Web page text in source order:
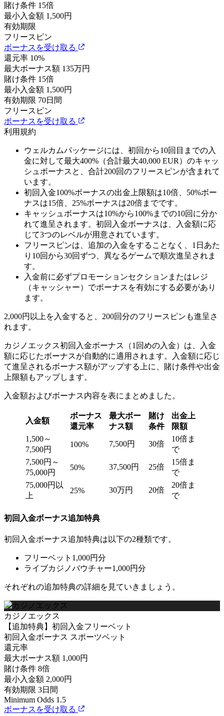
賭け条件 15倍
最小入金額 1,500円
有効期限
フリースピン
ボーナスを受け取る
還元率 10%
最大ボーナス額 135万円
賭け条件 15倍
最小入金額 1,500円
有効期限 70日間
フリースピン
ボーナスを受け取る
利用規約
ウェルカムパッケージには、初回から10回目までの入
金に対して最大400%（合計最大40,000 EUR）のキャッ
シュボーナスと、合計200回のフリースピンが含まれて
います。
初回入金100%ボーナスの出金上限額は10倍、50%ボー
ナスは15倍、25%ボーナスは20倍までです。
キャッシュボーナスは10%から100%までの10回に分か
れて進呈されます。初回入金ボーナスは、入金額に応
じて3つのレベルが用意されています。
フリースピンは、追加の入金をすることなく、1日あた
り10回から30回ずつ、異なるゲームで順次進呈されま
す。
入金前に必ずプロモーションセクションまたはレジ
（キャッシャー）でボーナスを有効にする必要があり
ます。
2,000円以上を入金すると、200回分のフリースピンも進呈さ
れます。
カジノエックス初回入金ボーナス（1回めの入金）は、入金
額に応じたボーナスが自動的に適用されます。入金額に応じ
て進呈されるボーナス額がアップする上に、賭け条件や出金
上限額もアップします。
入金額およびボーナス内容を表にまとめました。
入金額
ボーナス
還元率
最大ボー
ナス額
賭け
条件
出金上
限額
1,500～
7,500円
100% 7,500円 30倍
10倍ま
で
7,500円～
75,000円
50% 37,500円 25倍
15倍ま
で
75,000円以
上
25% 30万円 20倍
20倍ま
で
初回入金ボーナス追加特典
初回入金ボーナス追加特典は以下の2種類です。
フリーベット1,000円分
ライブカジノバウチャー1,000円分
それぞれの追加特典の詳細を見ていきましょう。
カジノエックス
【追加特典】初回入金フリーベット
初回入金ボーナス スポーツベット
還元率
最大ボーナス額 1,000円
賭け条件 8倍
最小入金額 2,000円
有効期限 3日間
Minimum Odds 1.5
ボーナスを受け取る